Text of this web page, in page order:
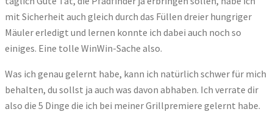
mit Sicherheit auch gleich durch das Füllen dreier hungriger
Mäuler erledigt und lernen konnte ich dabei auch noch so
einiges. Eine tolle WinWin-Sache also.
Was ich genau gelernt habe, kann ich natürlich schwer für mich
behalten, du sollst ja auch was davon abhaben. Ich verrate dir
also die 5 Dinge die ich bei meiner Grillpremiere gelernt habe.